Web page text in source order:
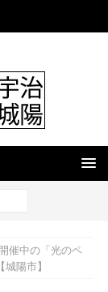
催中の「光のペ
陽市】